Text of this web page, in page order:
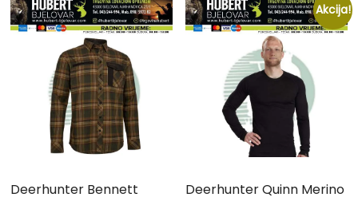
Deerhunter Bennett
Akcija!
Deerhunter Quinn Merino